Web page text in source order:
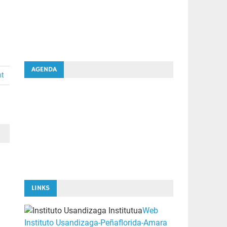
AGENDA
LINKS
Web
Instituto Usandizaga-Peñaflorida-Amara